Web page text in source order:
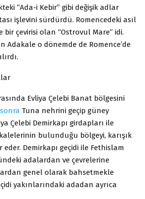
“Ada-i Kebir” gibi değişik adlar
işlevini sürdürdü. Romencedeki asıl
bir çevirisi olan “Ostrovul Mare” idi.
Adakale o dönemde de Romence’de
Evliya Çelebi Banat bölgesini
sonra Tuna nehrini geçip güney
Çelebi Demirkapı girdapları ile
bulunduğu bölgeyi, karışık
eder. Demirkapı geçidi ile Fethislam
adalardan ve çevrelerine
genel olarak bahsetmekle
yakınlarındaki adadan ayrıca